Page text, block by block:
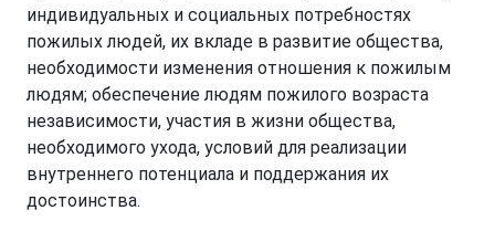
индивидуальных и социальных потребностях
пожилых людей, их вкладе в развитие общества,
необходимости изменения отношения к пожилым
людям; обеспечение людям пожилого возраста
независимости, участия в жизни общества,
необходимого ухода, условий для реализации
внутреннего потенциала и поддержания их
достоинства.